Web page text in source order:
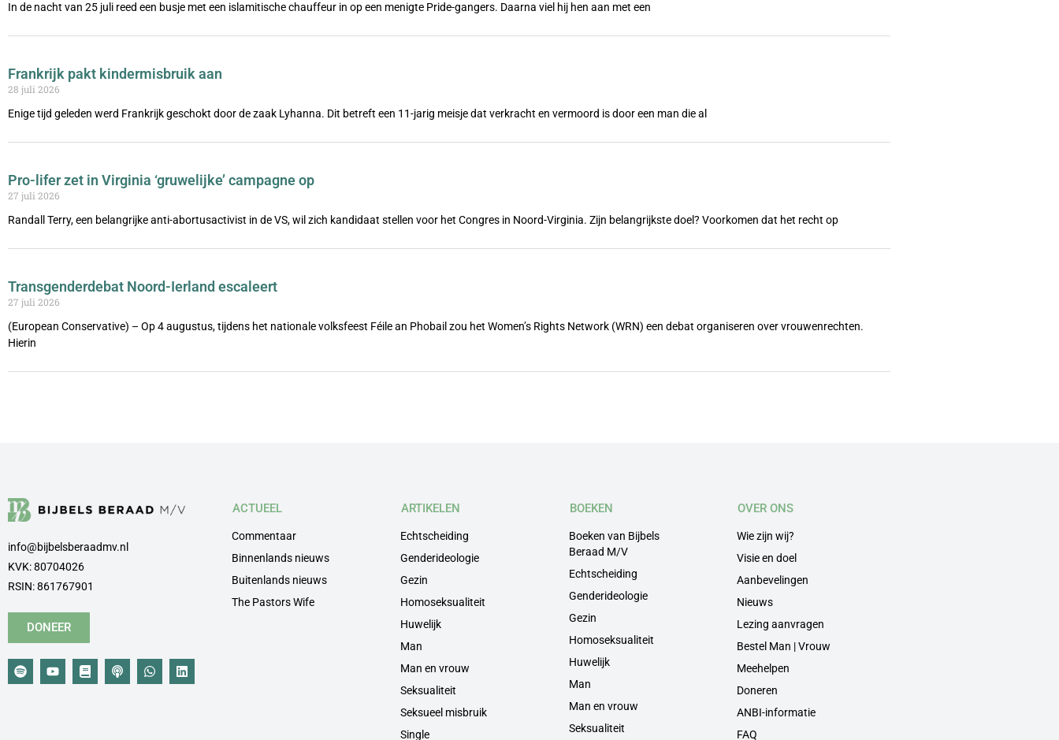
In de nacht van 25 juli reed een busje met een islamitische chauffeur in op een menigte Pride-gangers. Daarna viel hij hen aan met een
Frankrijk pakt kindermisbruik aan
28 juli 2026
Enige tijd geleden werd Frankrijk geschokt door de zaak Lyhanna. Dit betreft een 11-jarig meisje dat verkracht en vermoord is door een man die al
Pro-lifer zet in Virginia ‘gruwelijke’ campagne op
27 juli 2026
Randall Terry, een belangrijke anti-abortusactivist in de VS, wil zich kandidaat stellen voor het Congres in Noord-Virginia. Zijn belangrijkste doel? Voorkomen dat het recht op
Transgenderdebat Noord-Ierland escaleert
27 juli 2026
(European Conservative) – Op 4 augustus, tijdens het nationale volksfeest Féile an Phobail zou het Women’s Rights Network (WRN) een debat organiseren over vrouwenrechten.
Hierin
info@bijbelsberaadmv.nl
KVK: 80704026
RSIN: 861767901
DONEER
ACTUEEL
Commentaar
Binnenlands nieuws
Buitenlands nieuws
The Pastors Wife
ARTIKELEN
Echtscheiding
Genderideologie
Gezin
Homoseksualiteit
Huwelijk
Man
Man en vrouw
Seksualiteit
Seksueel misbruik
Single
BOEKEN
Boeken van Bijbels
Beraad M/V
Echtscheiding
Genderideologie
Gezin
Homoseksualiteit
Huwelijk
Man
Man en vrouw
Seksualiteit
OVER ONS
Wie zijn wij?
Visie en doel
Aanbevelingen
Nieuws
Lezing aanvragen
Bestel Man | Vrouw
Meehelpen
Doneren
ANBI-informatie
FAQ